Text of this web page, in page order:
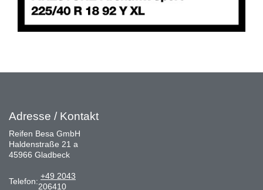
Adresse / Kontakt
Reifen Besa GmbH
Haldenstraße 21 a
45966 Gladbeck
Telefon:
+49 2043
206410